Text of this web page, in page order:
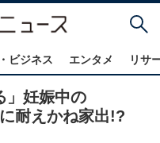
ビジネス エンタメ リサ
」妊娠中の
耐えかね家出!?